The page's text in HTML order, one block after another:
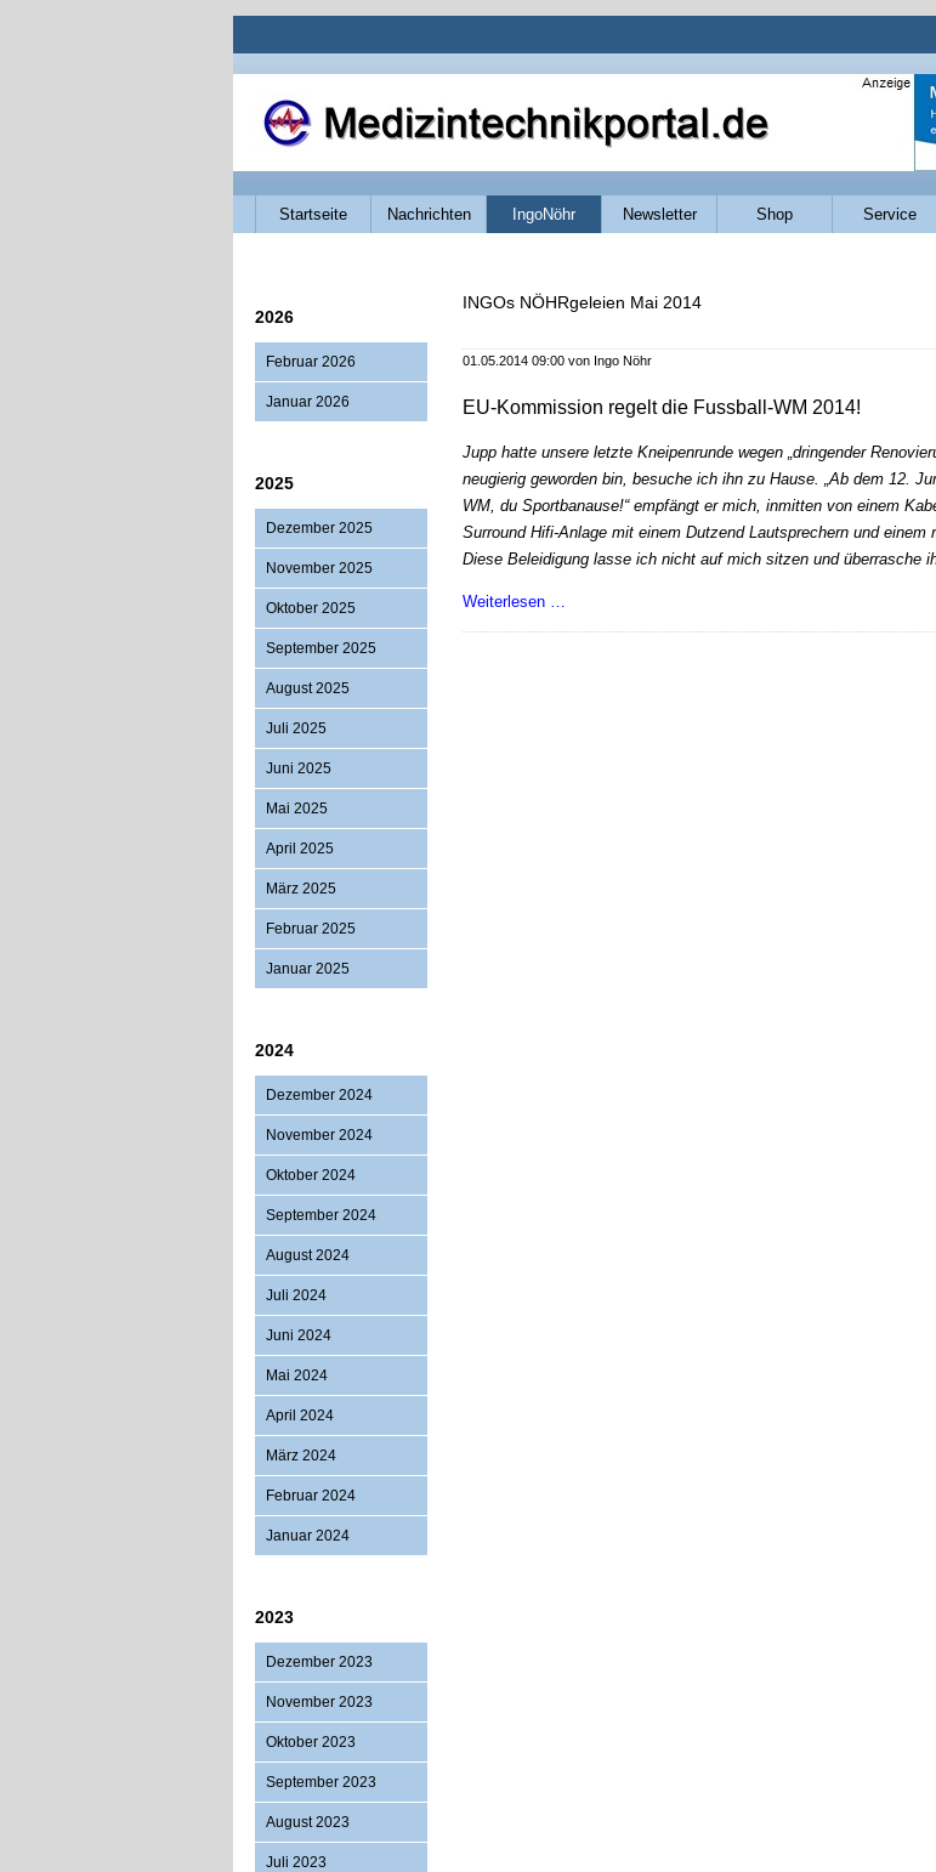
Navigation
überspringen
Startseite Nachrichten IngoNöhr Newsletter Shop Service
2026
Februar 2026
Januar 2026
2025
Dezember 2025
November 2025
Oktober 2025
September 2025
August 2025
Juli 2025
Juni 2025
Mai 2025
April 2025
März 2025
Februar 2025
Januar 2025
2024
Dezember 2024
November 2024
Oktober 2024
September 2024
August 2024
Juli 2024
Juni 2024
Mai 2024
April 2024
März 2024
Februar 2024
Januar 2024
2023
Dezember 2023
November 2023
Oktober 2023
September 2023
August 2023
Juli 2023
INGOs NÖHRgeleien Mai 2014
01.05.2014 09:00 von Ingo Nöhr
EU-Kommission regelt die Fussball-WM 2014!
Jupp hatte unsere letzte Kneipenrunde wegen „dringender
neugierig geworden bin, besuche ich ihn zu Hause. „Ab dem 12.
WM, du Sportbanause!“ empfängt er mich, inmitten von einem
Surround Hifi-Anlage mit einem Dutzend Lautsprechern und einem
Diese Beleidigung lasse ich nicht auf mich sitzen und überrasche
Weiterlesen …
Kommission